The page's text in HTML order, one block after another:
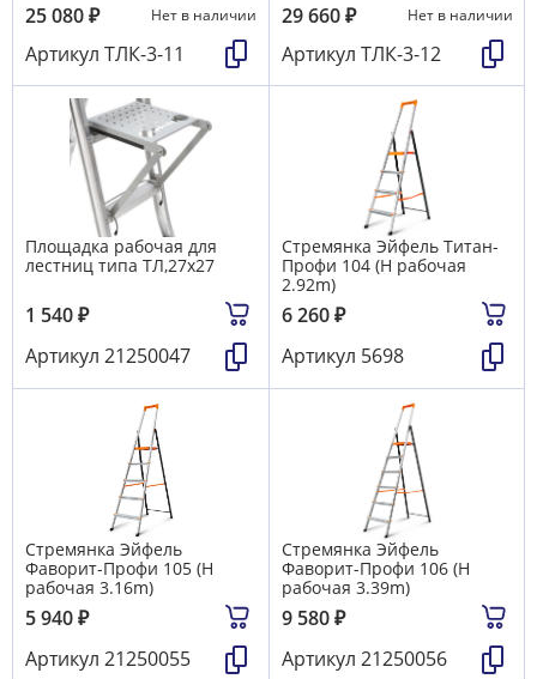
25 080₽ Нет в наличии
Артикул ТЛК-3-11
29 660₽ Нет в наличии
Артикул ТЛК-3-12
Площадка рабочая для
лестниц типа ТЛ,27х27
1 540₽
Артикул 21250047
Стремянка Эйфель Титан-
Профи 104 (H рабочая
2.92m)
6 260₽
Артикул 5698
Стремянка Эйфель
Фаворит-Профи 105 (H
рабочая 3.16m)
5 940₽
Артикул 21250055
Стремянка Эйфель
Фаворит-Профи 106 (H
рабочая 3.39m)
9 580₽
Артикул 21250056